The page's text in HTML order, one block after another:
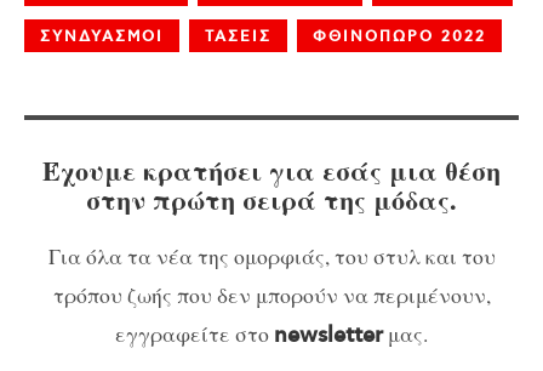
ΣΥΝΔΥΑΣΜΟΙ ΤΑΣΕΙΣ ΦΘΙΝΟΠΩΡΟ 2022
Έχουμε κρατήσει για εσάς μια θέση
στην πρώτη σειρά της μόδας.
Για όλα τα νέα της ομορφιάς, του στυλ και του
τρόπου ζωής που δεν μπορούν να περιμένουν,
εγγραφείτε στο newsletterμας.